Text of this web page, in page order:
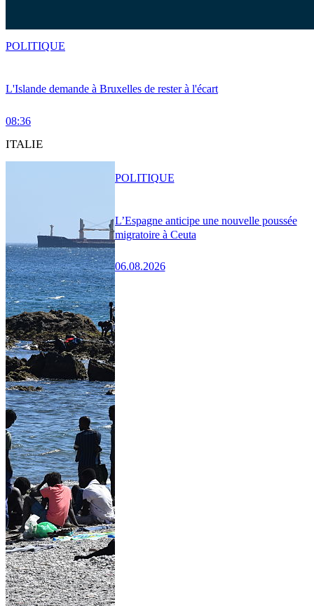
L'Islande demande à Bruxelles de rester à l'écart
08:36
POLITIQUE
ITALIE
L’Espagne anticipe une nouvelle poussée
migratoire à Ceuta
06.08.2026
POLITIQUE